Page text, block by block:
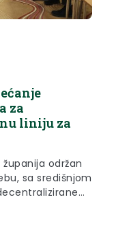
za
liniju za
održan
sa središnjom
Krapinsko-